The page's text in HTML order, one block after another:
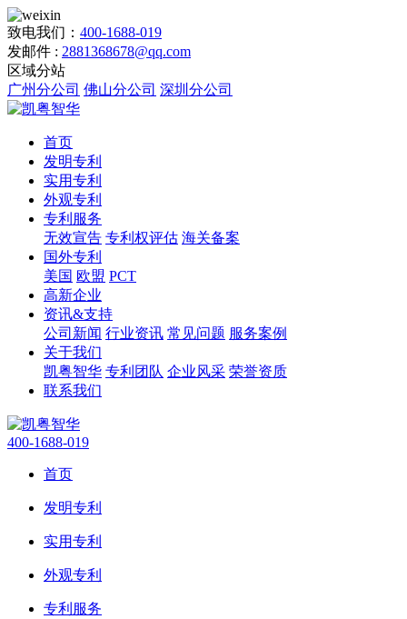
致电我们： 400-1688-019
发邮件 : 2881368678@qq.com
区域分站
广州分公司 佛山分公司 深圳分公司
首页
发明专利
实用专利
外观专利
专利服务
无效宣告 专利权评估 海关备案
国外专利
美国 欧盟 PCT
高新企业
资讯&支持
公司新闻 行业资讯 常见问题 服务案例
关于我们
凯粤智华 专利团队 企业风采 荣誉资质
联系我们
400-1688-019
首页
发明专利
实用专利
外观专利
专利服务